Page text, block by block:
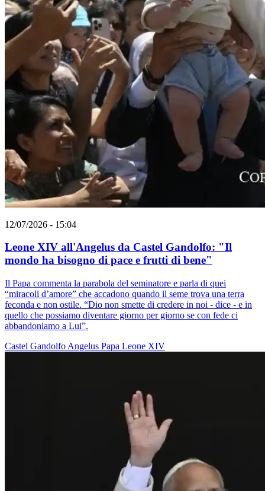
12/07/2026 - 15:04
Leone XIV all'Angelus da Castel Gandolfo: "Il
mondo ha bisogno di pace e frutti di bene"
Il Papa commenta la parabola del seminatore e parla di quei
“miracoli d’amore” che accadono quando il seme trova una terra
feconda e non ostile. “Dio non smette di credere in noi - dice - e in
quello che possiamo diventare giorno per giorno se con fede ci
abbandoniamo a Lui”.
Castel Gandolfo Angelus Papa Leone XIV